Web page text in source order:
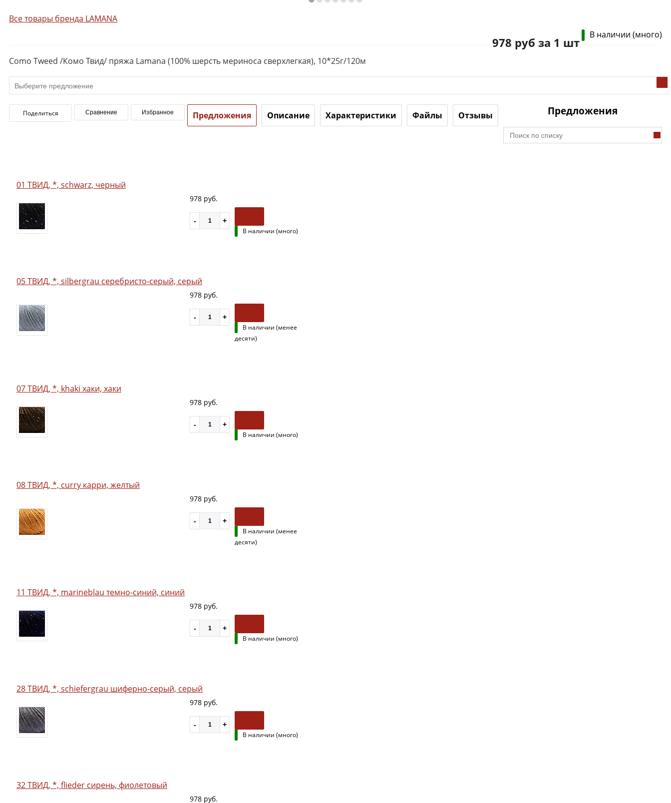
Все товары бренда LAMANA
В наличии (много)
978 руб за 1 шт
Como Tweed /Комо Твид/ пряжа Lamana (100% шерсть мериноса сверхлегкая), 10*25г/120м
Поделиться Сравнение Избранное Предложения Описание Характеристики Файлы Отзывы Предложения
01 ТВИД, *, schwarz, черный
978 руб.
В наличии (много)
05 ТВИД, *, silbergrau серебристо-серый, серый
978 руб.
В наличии (менее
десяти)
07 ТВИД, *, khaki хаки, хаки
978 руб.
В наличии (много)
08 ТВИД, *, curry карри, желтый
978 руб.
В наличии (менее
десяти)
11 ТВИД, *, marineblau темно-синий, синий
978 руб.
В наличии (много)
28 ТВИД, *, schiefergrau шиферно-серый, серый
978 руб.
В наличии (много)
32 ТВИД, *, flieder сирень, фиолетовый
978 руб.